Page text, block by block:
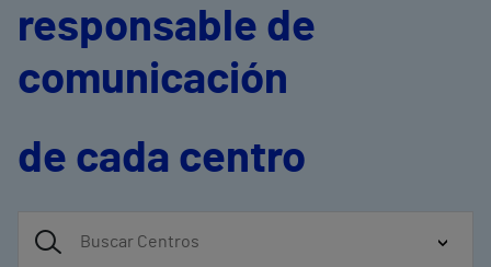
responsable de
comunicación
de cada centro